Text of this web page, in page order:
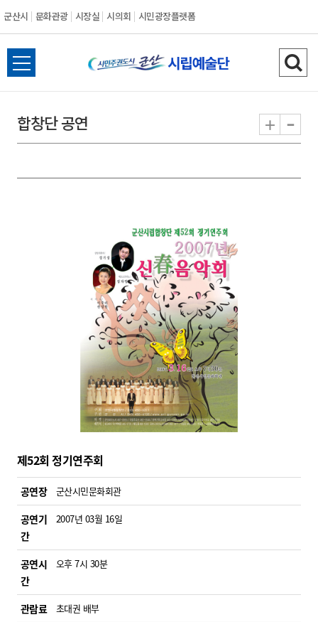
군산시 문화관광 시장실 시의회 시민광장플랫폼
군
산
전
체
뉴
열
검
색
기
합창단 공연 + -
제52회 정기연주회
공연장 군산시민문화회관
공연기
간
2007년 03월 16일
공연시
간
오후 7시 30분
관람료 초대권 배부